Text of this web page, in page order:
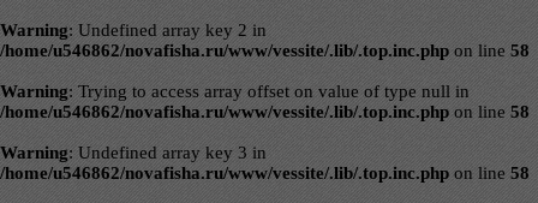
Warning: Undefined array key 2 in
/home/u546862/novafisha.ru/www/vessite/.lib/.top.inc.php on line 58
Warning: Trying to access array offset on value of type null in
/home/u546862/novafisha.ru/www/vessite/.lib/.top.inc.php on line 58
Warning: Undefined array key 3 in
/home/u546862/novafisha.ru/www/vessite/.lib/.top.inc.php on line 58